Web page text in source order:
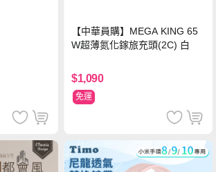
【中華員購】MEGA KING 65
W超薄氮化鎵旅充頭(2C) 白
$1,090
免運